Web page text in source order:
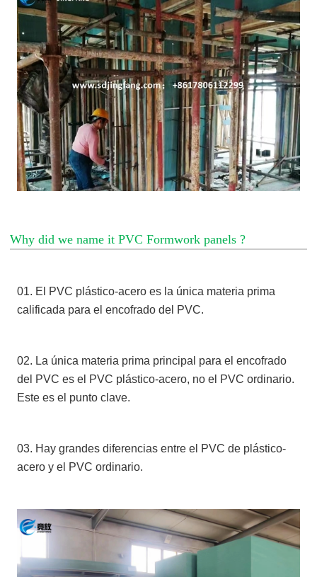
Why did we name it PVC Formwork panels ?
01. El PVC plástico-acero es la única materia prima
calificada para el encofrado del PVC.
02. La única materia prima principal para el encofrado
del PVC es el PVC plástico-acero, no el PVC ordinario.
Este es el punto clave.
03. Hay grandes diferencias entre el PVC de plástico-
acero y el PVC ordinario.